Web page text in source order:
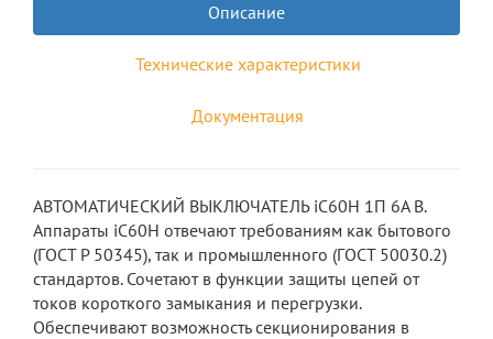
Описание
Технические характеристики
Документация
АВТОМАТИЧЕСКИЙ ВЫКЛЮЧАТЕЛЬ iC60H 1П 6A B.
Аппараты iC60H отвечают требованиям как бытового
(ГОСТ Р 50345), так и промышленного (ГОСТ 50030.2)
стандартов. Сочетают в функции защиты цепей от
токов короткого замыкания и перегрузки.
Обеспечивают возможность секционирования в